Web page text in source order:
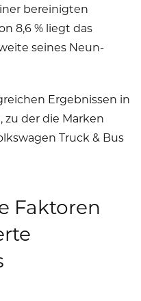
bereinigten
8,6 % liegt das
seines Neun-
Ergebnissen in
zu der die Marken
Truck & Bus
Faktoren